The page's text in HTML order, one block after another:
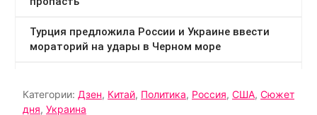
Категории: Дзен, Китай, Политика, Россия, США, Сюжет
дня, Украина